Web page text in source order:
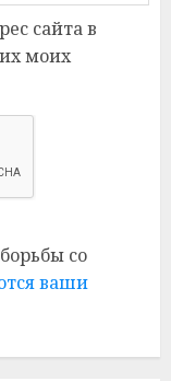
сайта в
моих
со
ваши